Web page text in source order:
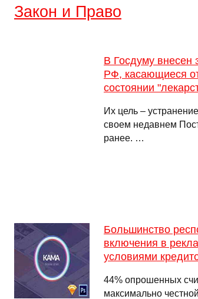
Закон и Право
В Госдуму внесен
РФ, касающиеся
состоянии
Их цель –
своем недавнем
ранее. …
Большинство
включения в
условиями
44% опрошенных
максимально